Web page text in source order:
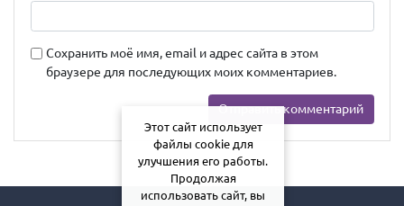
Сохранить моё имя, email и адрес сайта в этом
браузере для последующих моих комментариев.
Этот сайт использует
файлы cookie для
улучшения его работы.
Продолжая
использовать сайт, вы